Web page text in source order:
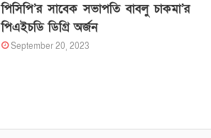
পিসিপি’র সাবেক সভাপতি বাবলু চাকমা’র
পিএইচডি ডিগ্রি অর্জন
September 20, 2023